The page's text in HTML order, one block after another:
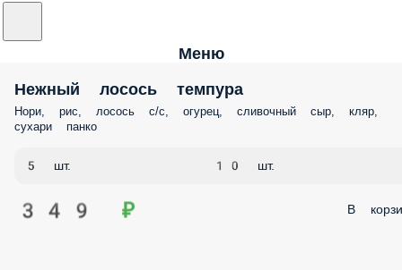
Меню
Нежный лосось темпура
Нори, рис, лосось с/с, огурец, сливочный сыр, кляр,
сухари панко
5 шт. 10 шт.
349 ₽ В